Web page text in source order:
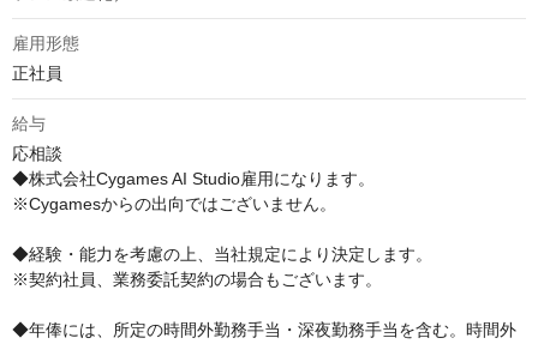
雇用形態
正社員
給与
応相談
◆株式会社Cygames AI Studio雇用になります。
※Cygamesからの出向ではございません。
◆経験・能力を考慮の上、当社規定により決定します。
※契約社員、業務委託契約の場合もございます。
◆年俸には、所定の時間外勤務手当・深夜勤務手当を含む。時間外